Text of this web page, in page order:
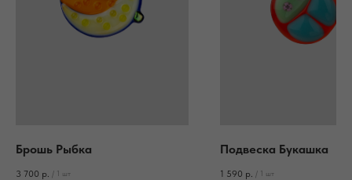
Брошь Рыбка
3 700 р. / 1 шт
Подвеска Букашка
1 590 р. / 1 шт